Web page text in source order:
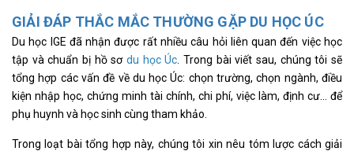
GIẢI ĐÁP THẮC MẮC THƯỜNG GẶP DU HỌC ÚC
Du học IGE đã nhận được rất nhiều câu hỏi liên quan đến việc học
tập và chuẩn bị hồ sơ du học Úc . Trong bài viết sau, chúng tôi sẽ
tổng hợp các vấn đề về du học Úc: chọn trường, chọn ngành, điều
kiện nhập học, chứng minh tài chính, chi phí, việc làm, định cư… để
phụ huynh và học sinh cùng tham khảo.
Trong loạt bài tổng hợp này, chúng tôi xin nêu tóm lược cách giải